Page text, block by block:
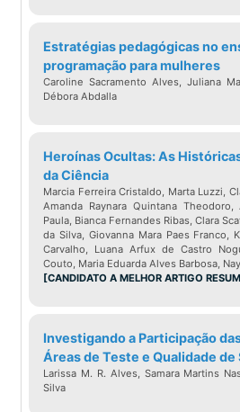
Estratégias pedagógicas no
programação para mulheres
Caroline Sacramento Alves, Juliana
Débora Abdalla
Heroínas Ocultas: As
da Ciência
Marcia Ferreira Cristaldo, Marta Luzzi,
Amanda Raynara Quintana
Paula, Bianca Fernandes Ribas, Clara
da Silva, Giovanna Mara Paes Franco,
Carvalho, Luana Arfux de Castro
Couto, Maria Eduarda Alves Barbosa,
[CANDIDATO A MELHOR ARTIGO
Investigando a Participação
Áreas de Teste e Qualidade
Larissa M. R. Alves, Samara Martins
Silva